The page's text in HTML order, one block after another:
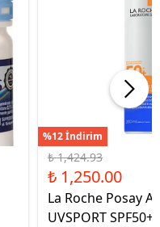
%12 İndirim
₺ 1,424.93
₺ 1,250.00
La Roche Posay
UVSPORT